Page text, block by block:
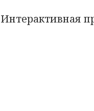
Интерактивная